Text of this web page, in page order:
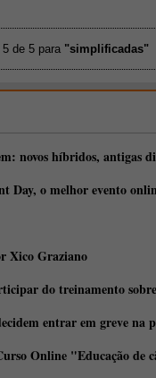
de 5 para "simplificadas"
novos híbridos, antigas
Day, o melhor evento
Xico Graziano
do treinamento
entrar em greve
Online "Educação de